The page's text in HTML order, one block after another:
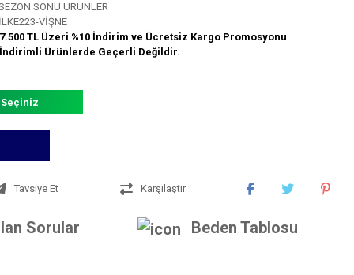
SONU ÜRÜNLER
VİŞNE
7.500 TL Üzeri %10 İndirim ve Ücretsiz Kargo Promosyonu
İndirimli Ürünlerde Geçerli Değildir.
Seçiniz
Tavsiye Et Karşılaştır
Sorular Beden Tablosu